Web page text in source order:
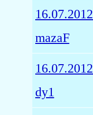
16.07.2012
mazaF
16.07.2012
dy1